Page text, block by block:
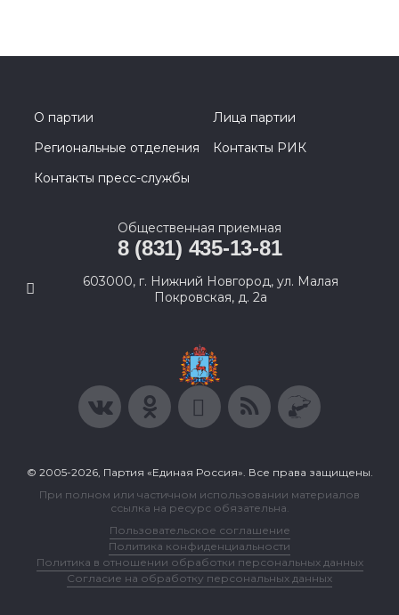
О партии
Лица партии
Региональные отделения
Контакты РИК
Контакты пресс-службы
Общественная приемная
8 (831) 435-13-81
603000, г. Нижний Новгород, ул. Малая
Покровская, д. 2а
© 2005-2026, Партия «Единая Россия». Все права защищены.
При полном или частичном использовании материалов
ссылка на ресурс обязательна.
Пользовательское соглашение
Политика конфиденциальности
Политика в отношении обработки персональных данных
Согласие на обработку персональных данных